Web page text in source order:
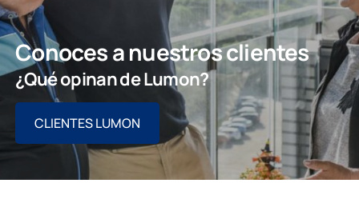
Conoces a nuestros clientes
¿Qué opinan de Lumon?
CLIENTES LUMON